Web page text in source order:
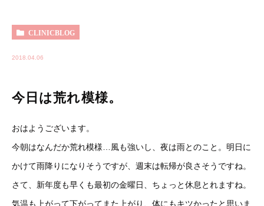
CLINICBLOG
2018.04.06
今日は荒れ模様。
おはようございます。
今朝はなんだか荒れ模様…風も強いし、夜は雨とのこと。明日に
かけて雨降りになりそうですが、週末は転帰が良さそうですね。
さて、新年度も早くも最初の金曜日、ちょっと休息とれますね。
気温も上がって下がってまた上がり、体にもキツかったと思いま